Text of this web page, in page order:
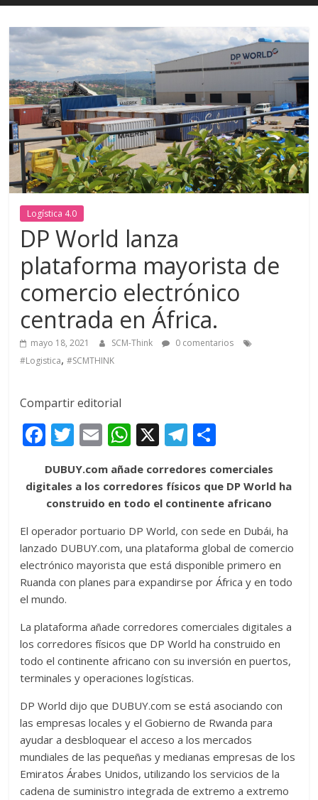
Logística 4.0
DP World lanza
plataforma mayorista de
comercio electrónico
centrada en África.
mayo 18, 2021 SCM-Think
0 comentarios
#Logistica,#SCMTHINK
Compartir editorial
F
e
b
o
o
k
T
itt
er
E
m
ai
l
W
h
at
s
A
p
p
X T
e
gr
a
m
m
p
ar
ti
r
DUBUY.com añade corredores comerciales
digitales a los corredores físicos que DP World ha
construido en todo el continente africano
El operador portuario DP World, con sede en Dubái, ha
lanzado DUBUY.com, una plataforma global de comercio
electrónico mayorista que está disponible primero en
Ruanda con planes para expandirse por África y en todo
el mundo.
La plataforma añade corredores comerciales digitales a
los corredores físicos que DP World ha construido en
todo el continente africano con su inversión en puertos,
terminales y operaciones logísticas.
DP World dijo que DUBUY.com se está asociando con
las empresas locales y el Gobierno de Rwanda para
ayudar a desbloquear el acceso a los mercados
mundiales de las pequeñas y medianas empresas de los
Emiratos Árabes Unidos, utilizando los servicios de la
cadena de suministro integrada de extremo a extremo